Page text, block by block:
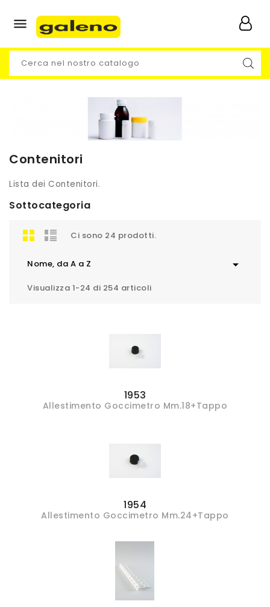

Contenitori
Lista dei Contenitori.
Sottocategoria
Ci sono 24 prodotti.
Nome, da A a Z 
Visualizza 1-24 di 254 articoli
1953
Allestimento Goccimetro Mm.18+tappo
1954
Allestimento Goccimetro Mm.24+Tappo